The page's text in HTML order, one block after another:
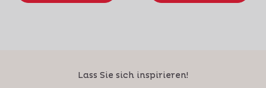
Lass Sie sich inspirieren!